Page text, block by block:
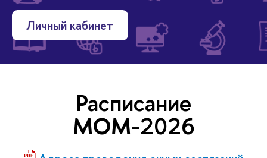
Личный кабинет
Расписание
МОМ-2026